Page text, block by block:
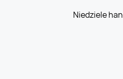
Niedziele